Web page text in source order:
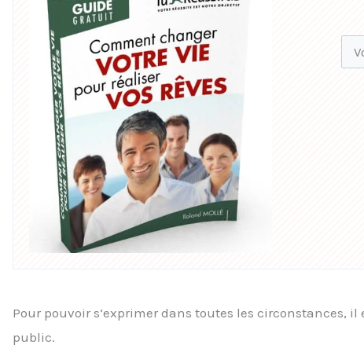
Pour pouvoir s’exprimer dans toutes les circonstances,
public.